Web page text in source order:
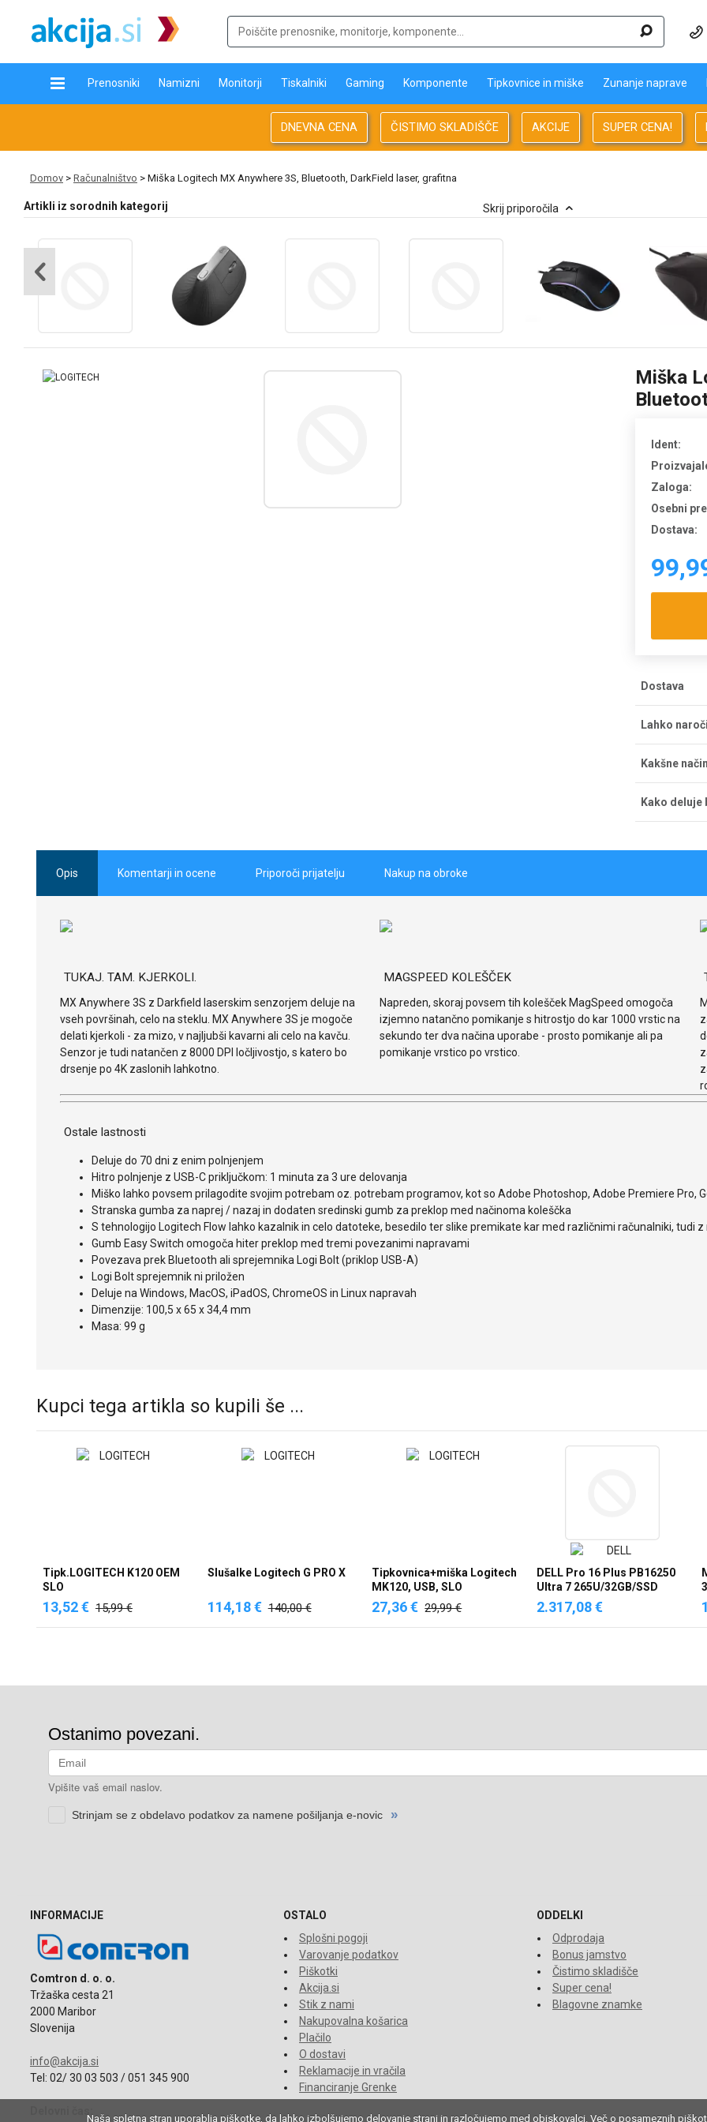
Prenosniki Namizni Monitorji Tiskalniki Gaming Komponente Tipkovnice in miške Zunanje naprave
DNEVNA CENA ČISTIMO SKLADIŠČE AKCIJE SUPER CENA!
Domov > Računalništvo > Miška Logitech MX Anywhere 3S, Bluetooth, DarkField laser, grafitna
Artikli iz sorodnih kategorij Skrij priporočila
Miška
Ident:
Zaloga:
Osebni
Dostava:
Dostava
dostava
pričakujete
Lahko
na Tržaški
ponedeljka
obvestilom
Kakšne
s kreditno
Gotovina
Kako
Opis
Komentarji in ocene Priporoči prijatelju Nakup na obroke
TUKAJ. TAM. KJERKOLI.
MX Anywhere 3S z Darkfield laserskim senzorjem deluje na
vseh površinah, celo na steklu. MX Anywhere 3S je mogoče
delati kjerkoli - za mizo, v najljubši kavarni ali celo na kavču.
Senzor je tudi natančen z 8000 DPI ločljivostjo, s katero bo
drsenje po 4K zaslonih lahkotno.
MAGSPEED KOLEŠČEK
Napreden, skoraj povsem tih kolešček MagSpeed omogoča
izjemno natančno pomikanje s hitrostjo do kar 1000 vrstic na
sekundo ter dva načina uporabe - prosto pomikanje ali pa
pomikanje vrstico po vrstico.
Ostale lastnosti
Deluje do 70 dni z enim polnjenjem
Hitro polnjenje z USB-C priključkom: 1 minuta za 3 ure delovanja
Miško lahko povsem prilagodite svojim potrebam oz. potrebam programov, kot so Adobe Photoshop, Adobe Premiere Pro,
Stranska gumba za naprej / nazaj in dodaten sredinski gumb za preklop med načinoma koleščka
S tehnologijo Logitech Flow lahko kazalnik in celo datoteke, besedilo ter slike premikate kar med različnimi računalniki, tudi
Gumb Easy Switch omogoča hiter preklop med tremi povezanimi napravami
Povezava prek Bluetooth ali sprejemnika Logi Bolt (priklop USB-A)
Logi Bolt sprejemnik ni priložen
Deluje na Windows, MacOS, iPadOS, ChromeOS in Linux napravah
Dimenzije: 100,5 x 65 x 34,4 mm
Masa: 99 g
Kupci tega artikla so kupili še ...
Tipk.LOGITECH K120 OEM
SLO
13,52 € 15,99 €
Slušalke Logitech G PRO X
114,18 €140,00 €
Tipkovnica+miška Logitech
MK120, USB, SLO
27,36 €29,99 €
DELL Pro 16 Plus PB16250
Ultra 7 265U/32GB/SSD
1TB/UMA/W11PRO
2.317,08 €
INFORMACIJE
Comtron d. o. o.
Tržaška cesta 21
2000 Maribor
Slovenija
info@akcija.si
Tel: 02/ 30 03 503 / 051 345 900
OSTALO
Splošni pogoji
Varovanje podatkov
Piškotki
Akcija.si
Stik z nami
Nakupovalna košarica
Plačilo
O dostavi
Reklamacije in vračila
Financiranje Grenke
ODDELKI
Odprodaja
Bonus jamstvo
Čistimo skladišče
Super cena!
Blagovne znamke
Naša spletna stran uporablja piškotke, da lahko izbolšujemo delovanje strani in razločujemo med obiskovalci. Več o posameznih